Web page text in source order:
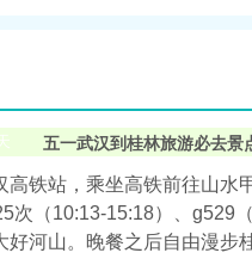
五一武汉到桂林旅游必去景
高铁站，乘坐高铁前往山水
次（10:13-15:18）、g529
好河山。晚餐之后自由漫步